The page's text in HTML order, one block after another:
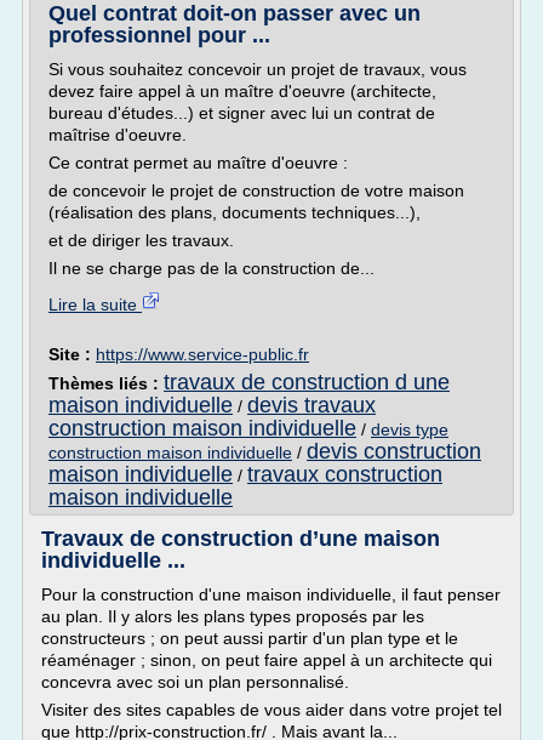
Quel contrat doit-on passer avec un
professionnel pour ...
Si vous souhaitez concevoir un projet de travaux, vous
devez faire appel à un maître d'oeuvre (architecte,
bureau d'études...) et signer avec lui un contrat de
maîtrise d'oeuvre.
Ce contrat permet au maître d'oeuvre :
de concevoir le projet de construction de votre maison
(réalisation des plans, documents techniques...),
et de diriger les travaux.
Il ne se charge pas de la construction de...
Lire la suite
Site : https://www.service-public.fr
Thèmes liés : travaux de construction d une
maison individuelle / devis travaux
construction maison individuelle / devis type
construction maison individuelle / devis construction
maison individuelle / travaux construction
maison individuelle
Travaux de construction d’une maison
individuelle ...
Pour la construction d'une maison individuelle, il faut penser
au plan. Il y alors les plans types proposés par les
constructeurs ; on peut aussi partir d'un plan type et le
réaménager ; sinon, on peut faire appel à un architecte qui
concevra avec soi un plan personnalisé.
Visiter des sites capables de vous aider dans votre projet tel
que http://prix-construction.fr/ . Mais avant la...